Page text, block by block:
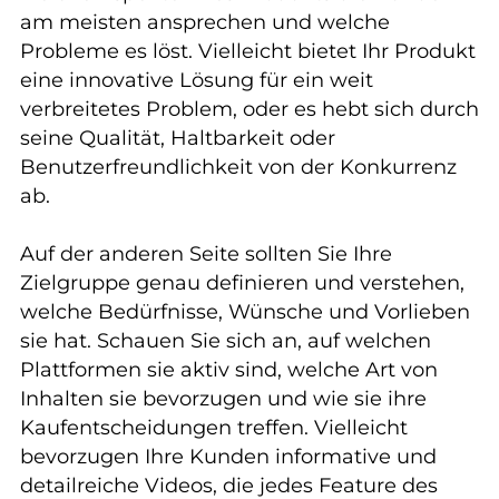
am meisten ansprechen und welche
Probleme es löst. Vielleicht bietet Ihr Produkt
eine innovative Lösung für ein weit
verbreitetes Problem, oder es hebt sich durch
seine Qualität, Haltbarkeit oder
Benutzerfreundlichkeit von der Konkurrenz
ab.
Auf der anderen Seite sollten Sie Ihre
Zielgruppe genau definieren und verstehen,
welche Bedürfnisse, Wünsche und Vorlieben
sie hat. Schauen Sie sich an, auf welchen
Plattformen sie aktiv sind, welche Art von
Inhalten sie bevorzugen und wie sie ihre
Kaufentscheidungen treffen. Vielleicht
bevorzugen Ihre Kunden informative und
detailreiche Videos, die jedes Feature des